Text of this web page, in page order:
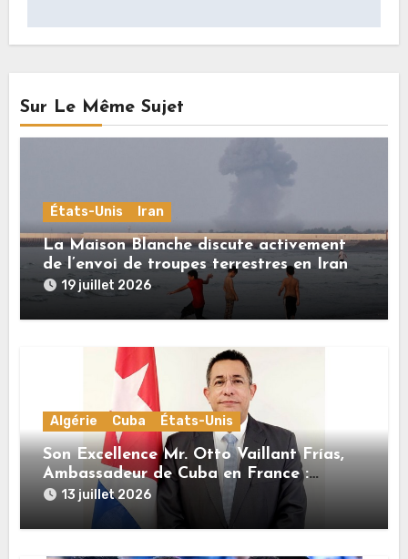
Sur Le Même Sujet
États-Unis Iran
La Maison Blanche discute activement
de l’envoi de troupes terrestres en Iran
19 juillet 2026
Algérie Cuba États-Unis
Son Excellence Mr. Otto Vaillant Frías,
Ambassadeur de Cuba en France :
« Cuba et l’Algérie sont unies par une
histoire commune de lutte pour
l’indépendance, la dignité et la justice
13 juillet 2026